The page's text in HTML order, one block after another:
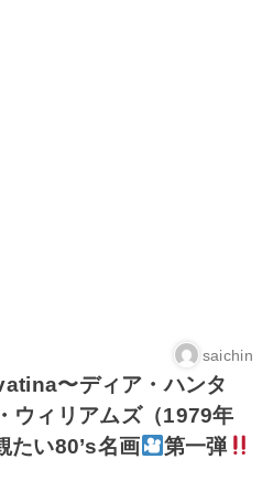
saichin
〜ディア・ハンタ
ウィリアムズ（1979年
たい80’s名画
第一弾